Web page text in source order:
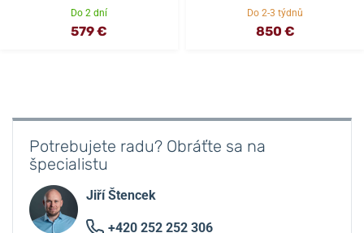
Do 2 dní
579 €
Do 2-3 týdnů
850 €
Potrebujete radu? Obráťte sa na
špecialistu
Jiří Štencek
+420 252 252 306